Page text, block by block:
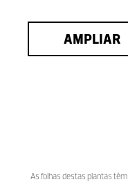
AMPLIAR
As folhas destas plantas